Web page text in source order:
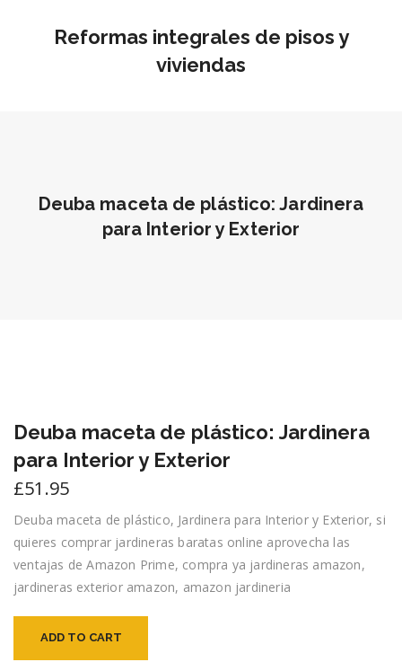
Reformas integrales de pisos y
viviendas
Deuba maceta de plástico: Jardinera
para Interior y Exterior
Deuba maceta de plástico: Jardinera
para Interior y Exterior
£51.95
Deuba maceta de plástico, Jardinera para Interior y Exterior, si
quieres comprar jardineras baratas online aprovecha las
ventajas de Amazon Prime, compra ya jardineras amazon,
jardineras exterior amazon, amazon jardineria
ADD TO CART